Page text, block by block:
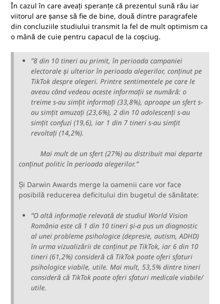
În cazul în care aveați speranțe că prezentul sună rău iar
viitorul are șanse să fie de bine, două dintre paragrafele
din concluziile studiului transmit la fel de mult optimism ca
o mână de cuie pentru capacul de la coșciug.
”8 din 10 tineri au primit, în perioada campaniei
electorale și ulterior în perioada alegerilor, conținut pe
TikTok despre alegeri. Printre sentimentele pe care le
aveau când vedeau aceste informații se numără: o
treime s-au simțit informați (33,8%), aproape un sfert s-
au simțit amuzați (23,6%), 2 din 10 adolescenți s-au
simțit confuzi (19,6), iar 1 din 7 tineri s-au simțit
revoltați (14,2%).
Mai mult de un sfert (27%) au distribuit mai departe
conținut politic în perioada alegerilor.”
Și Darwin Awards merge la oamenii care vor face
posibilă reducerea deficitului din bugetul de sănătate:
”O altă informație relevată de studiul World Vision
România este că 1 din 10 tineri și-a pus un diagnostic
al unei probleme psihologice (depresie, autism, ADHD)
în urma vizualizării de conținut pe TikTok, iar 6 din 10
tineri (61,2%) consideră că TikTok poate oferi sfaturi
psihologice viabile, utile. Mai mult, 53,5% dintre tineri
consideră că TikTok poate oferi sfaturi medicale viabile/
utile.